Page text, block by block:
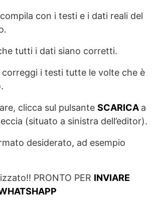
con i testi e i dati reali del
tutti i dati siano corretti.
correggi i testi tutte le volte che è
clicca sul pulsante SCARICA a
(situato a sinistra dell’editor).
desiderato, ad esempio
PRONTO PER INVIARE